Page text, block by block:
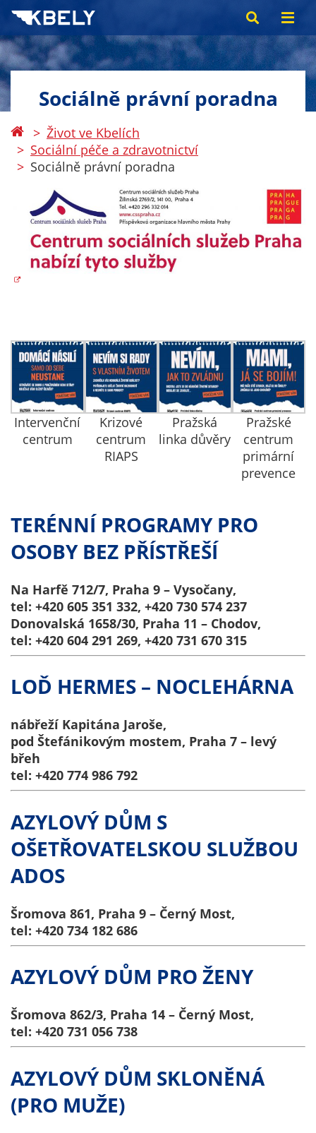
Sociálně právní poradna
Život ve Kbelích
Sociální péče a zdravotnictví
Sociálně právní poradna
Intervenční
centrum
Krizové
centrum
RIAPS
Pražská
linka důvěry
Pražské
centrum
primární
prevence
TERÉNNÍ PROGRAMY PRO
OSOBY BEZ PŘÍSTŘEŠÍ
Na Harfě 712/7, Praha 9 – Vysočany,
tel: +420 605 351 332, +420 730 574 237
Donovalská 1658/30, Praha 11 – Chodov,
tel: +420 604 291 269, +420 731 670 315
LOĎ HERMES – NOCLEHÁRNA
nábřeží Kapitána Jaroše,
pod Štefánikovým mostem, Praha 7 – levý
břeh
tel: +420 774 986 792
AZYLOVÝ DŮM S
OŠETŘOVATELSKOU SLUŽBOU
ADOS
Šromova 861, Praha 9 – Černý Most,
tel: +420 734 182 686
AZYLOVÝ DŮM PRO ŽENY
Šromova 862/3, Praha 14 – Černý Most,
tel: +420 731 056 738
AZYLOVÝ DŮM SKLONĚNÁ
(PRO MUŽE)
Technické
cookies jsou
nezbytné pro
správné
fungování
webu a všech
využitím
technických
cookies na
tohoto důvodu
technické
cookies
nemohou být
individuálně
deaktivovány
nebo
Analytické
měření
výkonu
reklamních
Jejich pomocí
určujeme
počet návštěv
návštěv našich
stránek. Data
pomocí